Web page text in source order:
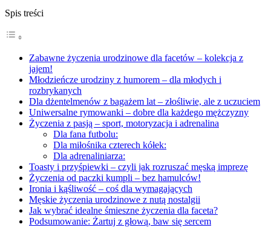
Spis treści
Zabawne życzenia urodzinowe dla facetów – kolekcja z
jajem!
Młodzieńcze urodziny z humorem – dla młodych i
rozbrykanych
Dla dżentelmenów z bagażem lat – złośliwie, ale z uczuciem
Uniwersalne rymowanki – dobre dla każdego mężczyzny
Życzenia z pasją – sport, motoryzacja i adrenalina
Dla fana futbolu:
Dla miłośnika czterech kółek:
Dla adrenaliniarza:
Toasty i przyśpiewki – czyli jak rozruszać męską imprezę
Życzenia od paczki kumpli – bez hamulców!
Ironia i kąśliwość – coś dla wymagających
Męskie życzenia urodzinowe z nutą nostalgii
Jak wybrać idealne śmieszne życzenia dla faceta?
Podsumowanie: Żartuj z głową, baw się sercem